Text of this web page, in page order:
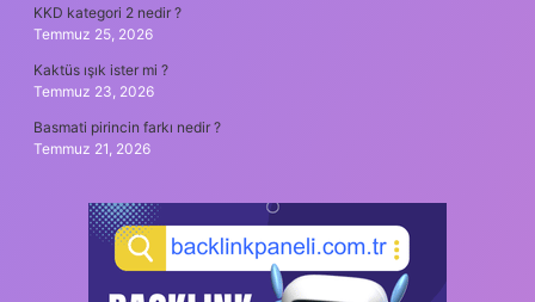
KKD kategori 2 nedir ?
Temmuz 25, 2026
Kaktüs ışık ister mi ?
Temmuz 23, 2026
Basmati pirincin farkı nedir ?
Temmuz 21, 2026